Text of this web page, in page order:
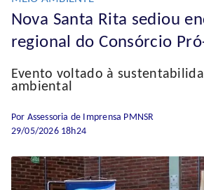
Nova Santa Rita sediou
regional do Consórcio
Evento voltado à
ambiental
Por Assessoria de Imprensa PMNSR
29/05/2026 18h24